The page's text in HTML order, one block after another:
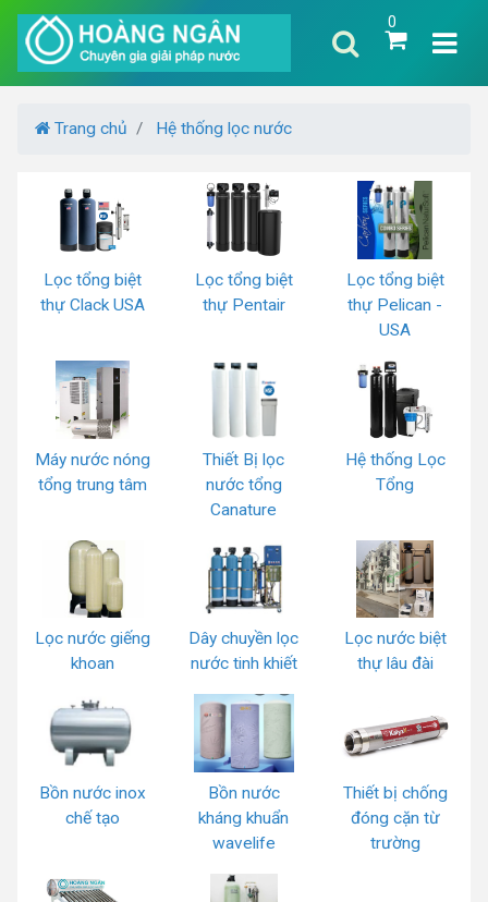
0
Trang chủ Hệ thống lọc nước
Lọc tổng biệt
thự Clack USA
Lọc tổng biệt
thự Pentair
Lọc tổng biệt
thự Pelican -
USA
Máy nước nóng
tổng trung tâm
Thiết Bị lọc
nước tổng
Canature
Hệ thống Lọc
Tổng
Lọc nước giếng
khoan
Dây chuyền lọc
nước tinh khiết
Lọc nước biệt
thự lâu đài
Bồn nước inox
chế tạo
Bồn nước
kháng khuẩn
wavelife
Thiết bị chống
đóng cặn từ
trường